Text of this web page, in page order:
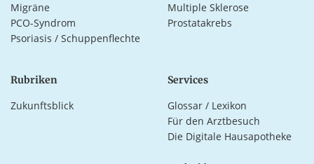
Migräne
Multiple Sklerose
PCO-Syndrom
Prostatakrebs
Psoriasis / Schuppenflechte
Rubriken
Zukunftsblick
Services
Glossar / Lexikon
Für den Arztbesuch
Die Digitale Hausapotheke